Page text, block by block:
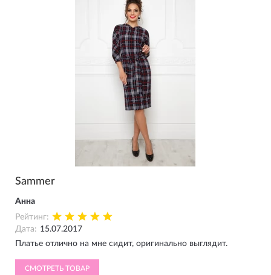
Sammer
Анна
Рейтинг:
Дата: 15.07.2017
Платье отлично на мне сидит, оригинально выглядит.
СМОТРЕТЬ ТОВАР